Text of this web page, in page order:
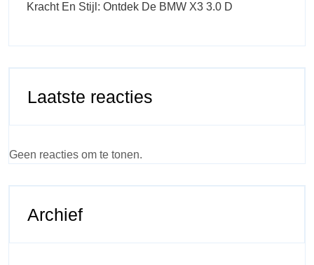
Kracht En Stijl: Ontdek De BMW X3 3.0 D
Laatste reacties
Geen reacties om te tonen.
Archief